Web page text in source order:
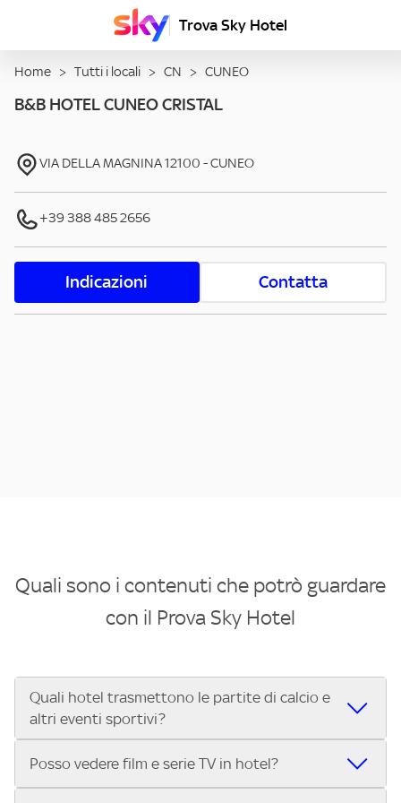
Trova Sky Hotel
Home > Tutti i locali > CN > CUNEO
B&B HOTEL CUNEO CRISTAL
VIA DELLA MAGNINA12100 -CUNEO
+39 388 485 2656
Indicazioni Contatta
Quali sono i contenuti che potrò guardare
con il Prova Sky Hotel
Quali hotel trasmettono le partite di calcio e
altri eventi sportivi?
Se cerchi un hotel dove poter vedere le partite di Serie A,
Posso vedere film e serie TV in hotel?